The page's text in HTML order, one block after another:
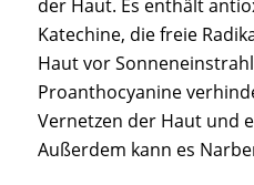
der Haut. Es enthält
Katechine, die freie
Haut vor
Proanthocyanine
Vernetzen der Haut und
Außerdem kann es